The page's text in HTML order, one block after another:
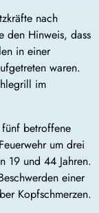
nach
den Hinweis, dass
in einer
waren.
im
betroffene
um drei
19 und 44 Jahren.
einer
Kopfschmerzen.